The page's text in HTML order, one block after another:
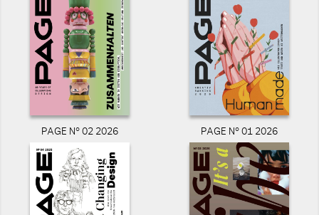
PAGE N° 02 2026 PAGE N° 01 2026